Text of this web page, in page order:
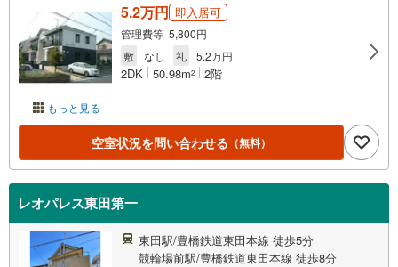
もっと見る
5.2万円 即入居可
管理費等 5,800円
敷
なし 礼 5.2万円
2DK 50.98m2 2階
空室状況を問い合わせる （無料）
レオパレス東田第一
東田駅/豊橋鉄道東田本線 徒歩5分
競輪場前駅/豊橋鉄道東田本線 徒歩8分